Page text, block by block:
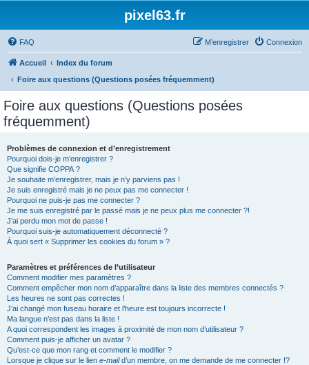
pixel63.fr
FAQ Connexion
M’enregistrer
Accueil
Index du forum
Foire aux questions (Questions posées fréquemment)
Foire aux questions (Questions posées
fréquemment)
Problèmes de connexion et d’enregistrement
Pourquoi dois-je m’enregistrer ?
Que signifie COPPA ?
Je souhaite m’enregistrer, mais je n’y parviens pas !
Je suis enregistré mais je ne peux pas me connecter !
Pourquoi ne puis-je pas me connecter ?
Je me suis enregistré par le passé mais je ne peux plus me connecter ?!
J’ai perdu mon mot de passe !
Pourquoi suis-je automatiquement déconnecté ?
À quoi sert « Supprimer les cookies du forum » ?
Paramètres et préférences de l’utilisateur
Comment modifier mes paramètres ?
Comment empêcher mon nom d’apparaître dans la liste des membres connectés ?
Les heures ne sont pas correctes !
J’ai changé mon fuseau horaire et l’heure est toujours incorrecte !
Ma langue n’est pas dans la liste !
A quoi correspondent les images à proximité de mon nom d’utilisateur ?
Comment puis-je afficher un avatar ?
Qu’est-ce que mon rang et comment le modifier ?
Lorsque je clique sur le lien e-maild’un membre, on me demande de me connecter !?